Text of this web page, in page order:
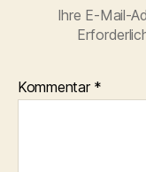
Ihre E-Mail-
Kommentar *